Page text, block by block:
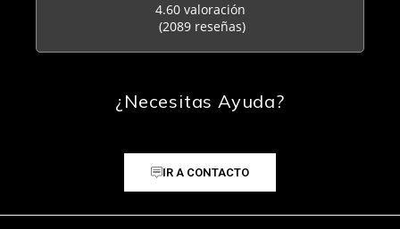
4.60 valoración
(2089 reseñas)
¿Necesitas Ayuda?
IR A CONTACTO